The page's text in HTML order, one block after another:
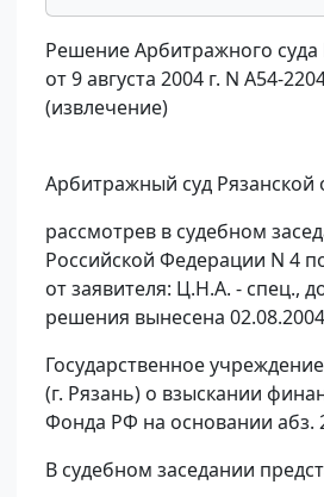
Решение Арбитражного суда
от 9 августа 2004 г. N А54-
(извлечение)
Арбитражный суд Рязанской
рассмотрев в судебном
Российской Федерации N 4
от заявителя: Ц.Н.А. - спец.,
решения вынесена
Государственное
(г. Рязань) о взыскании
Фонда РФ на основании абз.
В судебном заседании